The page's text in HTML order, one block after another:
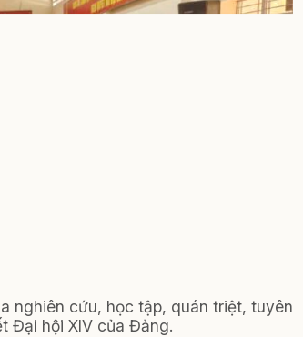
nghiên cứu, học tập, quán triệt, tuyên
Đại hội XIV của Đảng.